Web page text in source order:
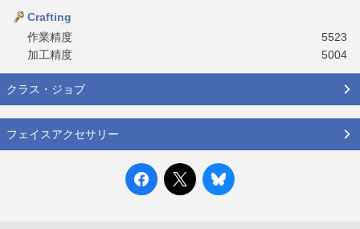
Crafting
作業精度
5523
加工精度
5004
クラス・ジョブ
フェイスアクセサリー